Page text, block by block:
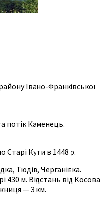
Івано-Франківської
потік Каменець.
Старі Кути в 1448 р.
Тюдів, Черганівка.
430 м. Відстань від Косова
— 3 км.